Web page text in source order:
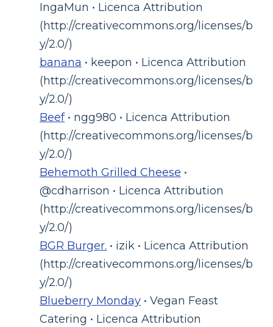
IngaMun • Licenca Attribution
(http://creativecommons.org/licenses/b
y/2.0/)
banana • keepon • Licenca Attribution
(http://creativecommons.org/licenses/b
y/2.0/)
Beef• ngg980 • Licenca Attribution
(http://creativecommons.org/licenses/b
y/2.0/)
Behemoth Grilled Cheese •
@cdharrison • Licenca Attribution
(http://creativecommons.org/licenses/b
y/2.0/)
BGR Burger. • izik • Licenca Attribution
(http://creativecommons.org/licenses/b
y/2.0/)
Blueberry Monday • Vegan Feast
Catering • Licenca Attribution